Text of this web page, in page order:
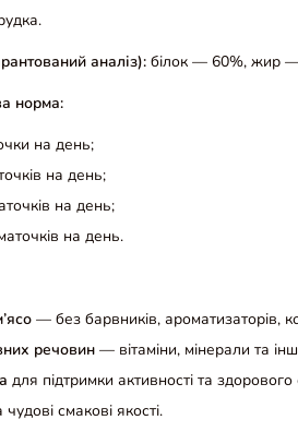
аналіз): білок — 60%, жир
норма:
на день;
на день;
на день;
на день.
— без барвників, ароматизаторів,
речовин — вітаміни, мінерали та
для підтримки активності та
чудові смакові якості.